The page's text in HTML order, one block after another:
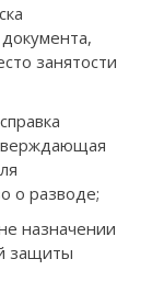
занятости
о разводе;
назначении
защиты